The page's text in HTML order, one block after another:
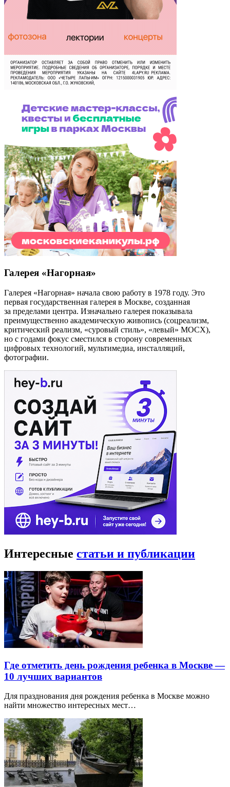
Галерея «Нагорная»
Галерея «Нагорная» начала свою работу в 1978 году. Это
первая государственная галерея в Москве, созданная
за пределами центра. Изначально галерея показывала
преимущественно академическую живопись (cоцреализм,
критический реализм, «суровый стиль», «левый» МОСХ),
но с годами фокус сместился в сторону современных
цифровых технологий, мультимедиа, инсталляций,
фотографии.
Интересные статьи и публикации
Где отметить день рождения ребенка в Москве —
10 лучших вариантов
Для празднования дня рождения ребенка в Москве можно
найти множество интересных мест…